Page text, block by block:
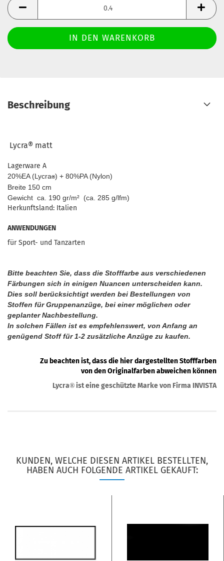
Meter
Beschreibung
Lycra® matt
Lagerware A
20%EA (Lycra®) + 80%PA (Nylon)
Breite 150 cm
Gewicht ca. 190 gr/m² (ca. 285 g/lfm)
Herkunftsland: Italien
ANWENDUNGEN
für Sport- und Tanzarten
Bitte beachten Sie, dass die Stofffarbe aus verschiedenen
Färbungen sich in einigen Nuancen unterscheiden kann.
Dies soll berücksichtigt werden bei Bestellungen von
Stoffen für Gruppenanzüge, bei einer möglichen oder
geplanter Nachbestellung.
In solchen Fällen ist es empfehlenswert, von Anfang an
genügend Stoff für 1-2 zusätzliche Anzüge zu kaufen.
Zu beachten ist, dass die hier dargestellten Stofffarben
von den Originalfarben abweichen können
Lycra® ist eine geschützte Marke von Firma INVISTA
KUNDEN, WELCHE DIESEN ARTIKEL BESTELLTEN,
HABEN AUCH FOLGENDE ARTIKEL GEKAUFT: